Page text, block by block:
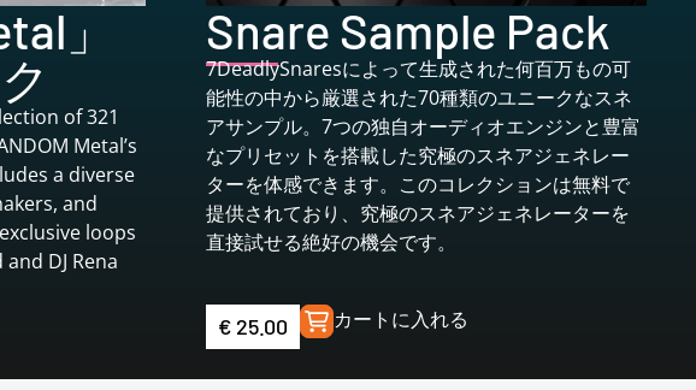
」
of 321
Metal’s
a diverse
and
loops
DJ Rena
Snare Sample Pack
7DeadlySnaresによって生成された何百万もの可
能性の中から厳選された70種類のユニークなスネ
アサンプル。7つの独自オーディオエンジンと豊富
なプリセットを搭載した究極のスネアジェネレー
ターを体感できます。このコレクションは無料で
提供されており、究極のスネアジェネレーターを
直接試せる絶好の機会です。
€ 25.00 カートに入れる